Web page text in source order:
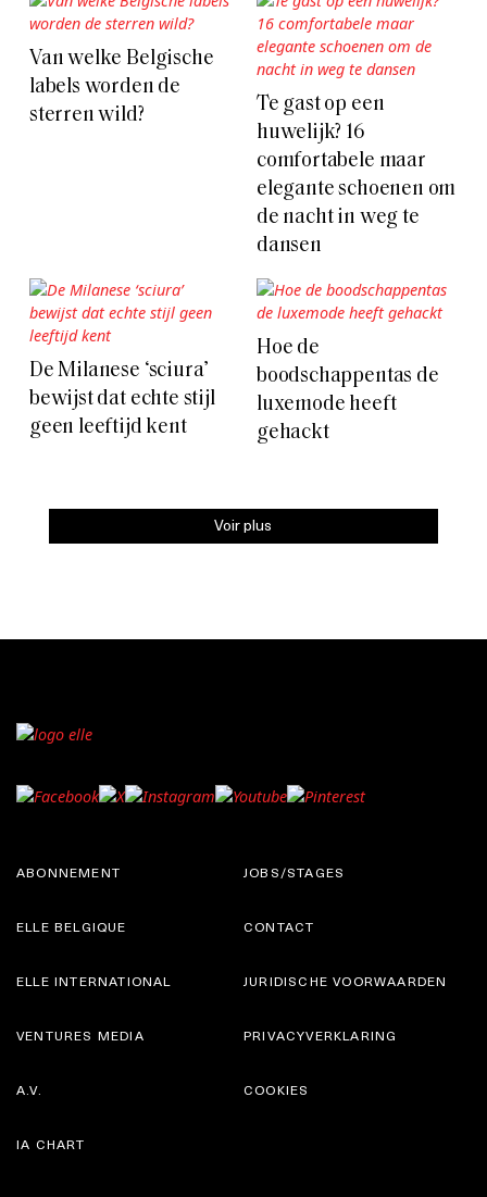
Van welke Belgische
labels worden de
sterren wild?
Te gast op een
huwelijk? 16
comfortabele maar
elegante schoenen om
de nacht in weg te
dansen
De Milanese ‘sciura’
bewijst dat echte stijl
geen leeftijd kent
Hoe de
boodschappentas de
luxemode heeft
gehackt
Voir plus
ABONNEMENT
ELLE BELGIQUE
JOBS/STAGES
CONTACT
ELLE INTERNATIONAL
VENTURES MEDIA
JURIDISCHE VOORWAARDEN
PRIVACYVERKLARING
A.V.
IA CHART
COOKIES